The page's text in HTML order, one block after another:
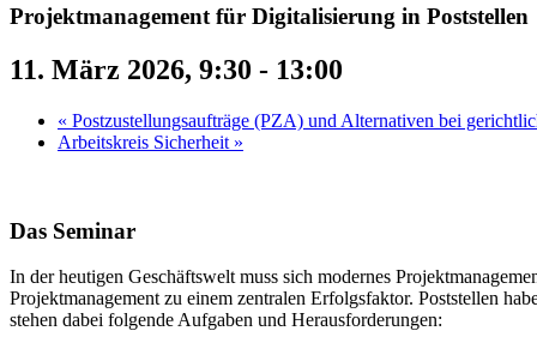
Projektmanagement für Digitalisierung in Poststellen
11. März 2026, 9:30 - 13:00
« Postzustellungsaufträge (PZA) und Alternativen bei
Arbeitskreis Sicherheit »
Das Seminar
In der heutigen Geschäftswelt muss sich modernes
Projektmanagement zu einem zentralen Erfolgsfaktor. Poststellen
stehen dabei folgende Aufgaben und Herausforderungen: